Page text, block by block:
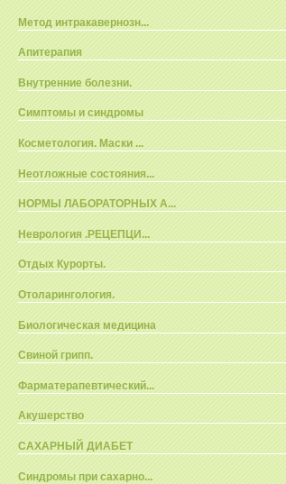
Метод интракавернозн...
Апитерапия
Внутренние болезни.
Симптомы и синдромы
Косметология. Маски ...
Неотложные состояния...
НОРМЫ ЛАБОРАТОРНЫХ А...
Неврология .РЕЦЕПЦИ...
Отдых Курорты.
Отоларингология.
Биологическая медицина
Свиной грипп.
Фарматерапевтический...
Акушерство
САХАРНЫЙ ДИАБЕТ
Синдромы при сахарно...